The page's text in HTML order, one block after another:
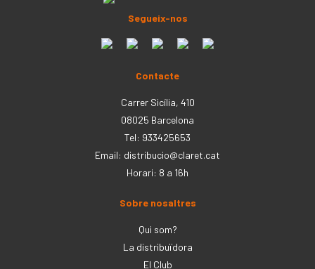
Segueix-nos
Contacte
Carrer Sicília, 410
08025 Barcelona
Tel: 933425653
Email: distribucio@claret.cat
Horari: 8 a 16h
Sobre nosaltres
Qui som?
La distribuïdora
El Club